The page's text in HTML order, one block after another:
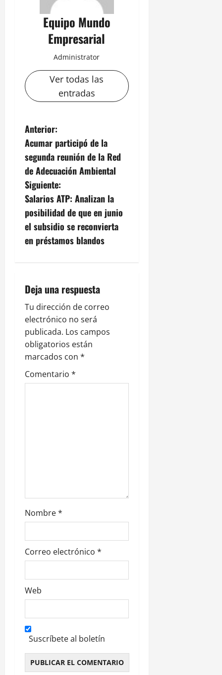
Equipo Mundo
Empresarial
Administrator
Ver todas las
entradas
N
a
v
e
g
a
ó
n
d
e
e
a
s
Anterior:
Acumar participó de la
segunda reunión de la Red
de Adecuación Ambiental
Siguiente:
Salarios ATP: Analizan la
posibilidad de que en junio
el subsidio se reconvierta
en préstamos blandos
Deja una respuesta
Tu dirección de correo
electrónico no será
publicada. Los campos
obligatorios están
marcados con *
Comentario *
Nombre*
Correo electrónico *
Web
Suscríbete al boletín